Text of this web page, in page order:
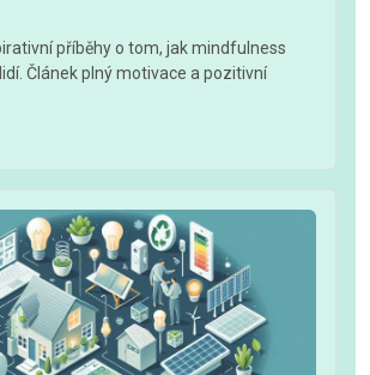
příběhy o tom, jak mindfulness
Článek plný motivace a pozitivní